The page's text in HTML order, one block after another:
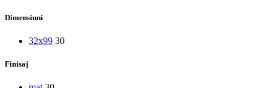
Dimensiuni
32x99 30
Finisaj